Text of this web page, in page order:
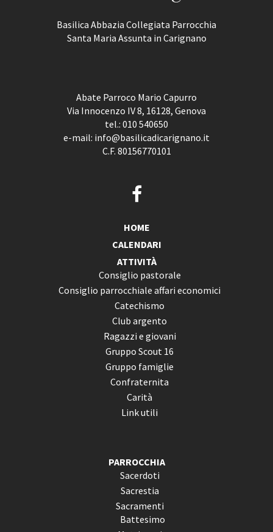
Basilica Abbazia Collegiata Parrocchia
Santa Maria Assunta in Carignano
Abate Parroco Mario Capurro
Via Innocenzo IV 8, 16128, Genova
tel.: 010 540650
e-mail: info@basilicadicarignano.it
C.F. 80156770101
HOME
CALENDARI
ATTIVITÀ
Consiglio pastorale
Consiglio parrocchiale affari economici
Catechismo
Club argento
Ragazzi e giovani
Gruppo Scout 16
Gruppo famiglie
Confraternita
Carità
Link utili
PARROCCHIA
Sacerdoti
Sacrestia
Sacramenti
Battesimo